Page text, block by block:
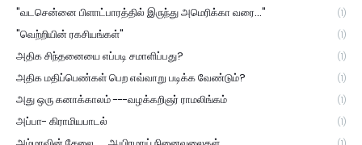
"வடசென்னை பிளாட்பாரத்தில் இருந்து அமெரிக்கா வரை..." (1)
"வெற்றியின் ரகசியங்கள்" (1)
அதிக சிந்தனையை எப்படி சமாளிப்பது? (1)
அதிக மதிப்பெண்கள் பெற எவ்வாறு படிக்க வேண்டும்? (1)
அது ஒரு கனாக்காலம் ---வழக்கறிஞர் ராமலிங்கம் (1)
அப்பா- கிராமியபாடல் (1)